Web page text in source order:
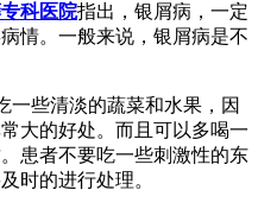
科医院指出，银屑病，一定
情。一般来说，银屑病是不
一些清淡的蔬菜和水果，因
大的好处。而且可以多喝一
患者不要吃一些刺激性的东
时的进行处理。